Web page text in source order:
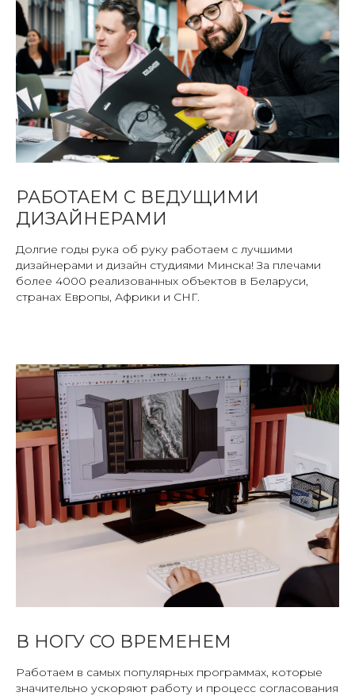
РАБОТАЕМ С ВЕДУЩИМИ
ДИЗАЙНЕРАМИ
Долгие годы рука об руку работаем с лучшими
дизайнерами и дизайн студиями Минска! За плечами
более 4000 реализованных объектов в Беларуси,
странах Европы, Африки и СНГ.
В НОГУ СО ВРЕМЕНЕМ
Работаем в самых популярных программах, которые
значительно ускоряют работу и процесс согласования